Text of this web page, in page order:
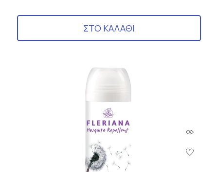
ΣΤΟ ΚΑΛΑΘΙ